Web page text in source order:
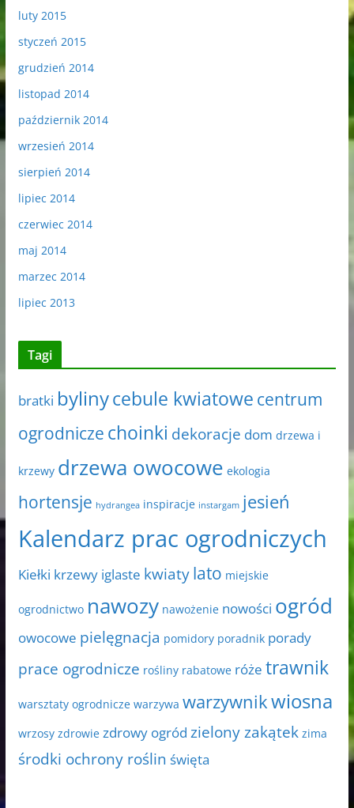
luty 2015
styczeń 2015
grudzień 2014
listopad 2014
październik 2014
wrzesień 2014
sierpień 2014
lipiec 2014
czerwiec 2014
maj 2014
marzec 2014
lipiec 2013
Tagi
bratki bylinycebule kwiatowe centrum
ogrodnicze choinki dekoracje dom drzewa i
krzewy drzewa owocowe ekologia
hortensje hydrangea inspiracje instargam jesień
Kalendarz prac ogrodniczych
Kiełki krzewy iglaste kwiaty lato miejskie
ogrodnictwo nawozy nawożenie nowości ogród
owocowe pielęgnacja pomidory poradnik porady
prace ogrodnicze rośliny rabatowe róże trawnik
warsztaty ogrodnicze warzywa warzywnikwiosna
wrzosy zdrowie zdrowy ogród zielony zakątek zima
środki ochrony roślin święta